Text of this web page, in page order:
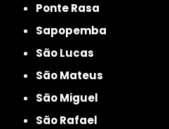
Ponte Rasa
Sapopemba
São Lucas
São Mateus
São Miguel
São Rafael